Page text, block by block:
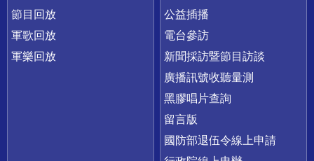
節目回放
軍歌回放
軍樂回放
公益插播
電台參訪
新聞採訪暨節目訪談
廣播訊號收聽量測
黑膠唱片查詢
留言版
國防部退伍令線上申請